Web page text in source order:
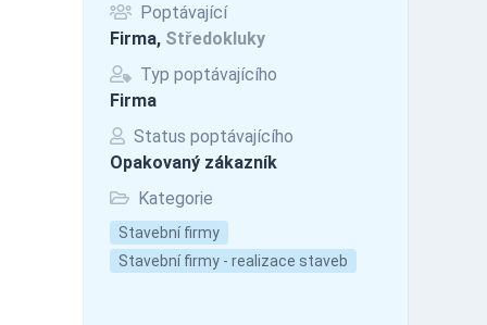
Poptávající
Firma, Středokluky
Typ poptávajícího
Firma
Status poptávajícího
Opakovaný zákazník
Kategorie
Stavební firmy
Stavební firmy - realizace staveb